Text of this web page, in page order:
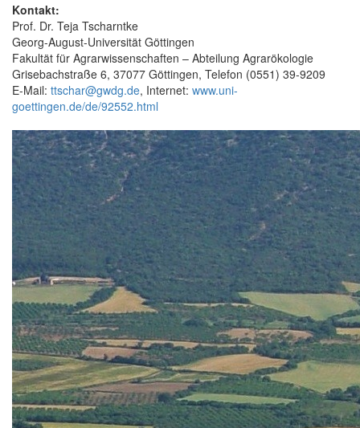
Kontakt:
Prof. Dr. Teja Tscharntke
Georg-August-Universität Göttingen
Fakultät für Agrarwissenschaften – Abteilung Agrarökologie
Grisebachstraße 6, 37077 Göttingen, Telefon (0551) 39-9209
E-Mail: ttschar@gwdg.de, Internet: www.uni-
goettingen.de/de/92552.html